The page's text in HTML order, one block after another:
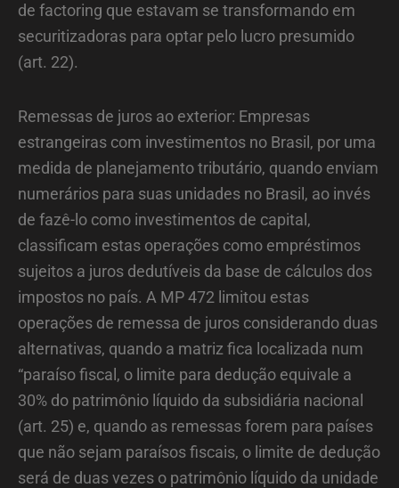
de factoring que estavam se transformando em
securitizadoras para optar pelo lucro presumido
(art. 22).
Remessas de juros ao exterior: Empresas
estrangeiras com investimentos no Brasil, por uma
medida de planejamento tributário, quando enviam
numerários para suas unidades no Brasil, ao invés
de fazê-lo como investimentos de capital,
classificam estas operações como empréstimos
sujeitos a juros dedutíveis da base de cálculos dos
impostos no país. A MP 472 limitou estas
operações de remessa de juros considerando duas
alternativas, quando a matriz fica localizada num
“paraíso fiscal, o limite para dedução equivale a
30% do patrimônio líquido da subsidiária nacional
(art. 25) e, quando as remessas forem para países
que não sejam paraísos fiscais, o limite de dedução
será de duas vezes o patrimônio líquido da unidade